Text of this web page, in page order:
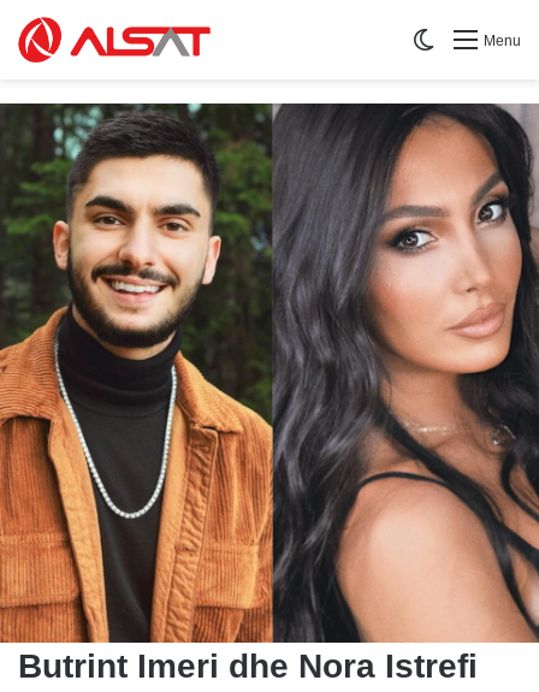
Menu
Switch skin
Butrint Imeri dhe Nora Istrefi